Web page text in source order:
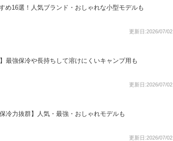
め16選！人気ブランド・おしゃれな小型モデルも
更新日:2026/07/02
最強保冷や長持ちして溶けにくいキャンプ用も
更新日:2026/07/02
冷力抜群】人気・最強・おしゃれモデルも
更新日:2026/07/02